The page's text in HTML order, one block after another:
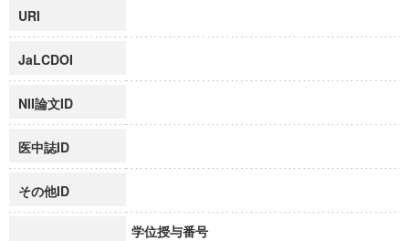
URI
JaLCDOI
NII論文ID
医中誌ID
その他ID
学位授与番号